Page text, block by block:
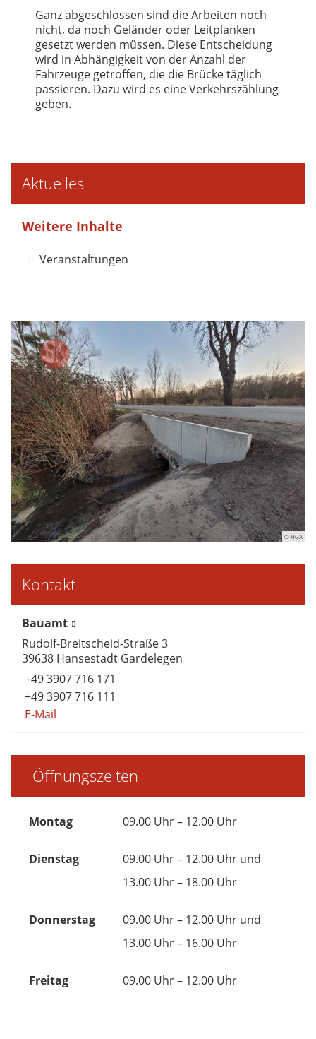
Ganz abgeschlossen sind die Arbeiten noch
nicht, da noch Geländer oder Leitplanken
gesetzt werden müssen. Diese Entscheidung
wird in Abhängigkeit von der Anzahl der
Fahrzeuge getroffen, die die Brücke täglich
passieren. Dazu wird es eine Verkehrszählung
geben.
Aktuelles
Weitere Inhalte
Veranstaltungen
© HGA
Kontakt
Bauamt
Rudolf-Breitscheid-Straße 3
39638 Hansestadt Gardelegen
+49 3907 716 171
+49 3907 716 111
E-Mail
Öffnungszeiten
Montag 09.00 Uhr – 12.00 Uhr
Dienstag
09.00 Uhr – 12.00 Uhr und
13.00 Uhr – 18.00 Uhr
Donnerstag
09.00 Uhr – 12.00 Uhr und
13.00 Uhr – 16.00 Uhr
Freitag 09.00 Uhr – 12.00 Uhr